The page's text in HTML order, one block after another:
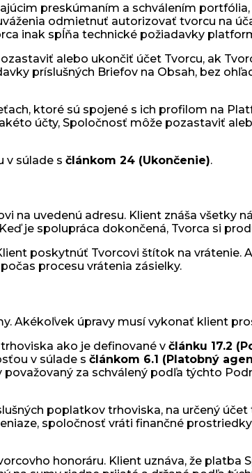
preskúmaním a schválením
odmietnuť autorizovať tvorcu na
inak spĺňa technické požiadavky
alebo ukončiť účet Tvorcu, ak
príslušných Briefov na Obsah, bez
ktoré sú spojené s ich profilom na
účty, Spoločnosť môže pozastaviť
v súlade s článkom 24 (Ukončenie).
uvedenú adresu. Klient znáša všetky
je spolupráca dokončená, Tvorca si
poskytnúť Tvorcovi štítok na vrátenie.
procesu vrátenia zásielky.
Akékoľvek úpravy musí vykonať klient
ako je definované v článku 17.2
v súlade s článkom 6.1 (Platobný
za schválený podľa týchto
poplatkov trhoviska, na určený účet
spoločnosť vráti finančné
honoráru. Klient uznáva, že platba